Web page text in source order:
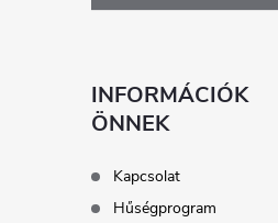
INFORMÁCIÓK
ÖNNEK
Kapcsolat
Hűségprogram